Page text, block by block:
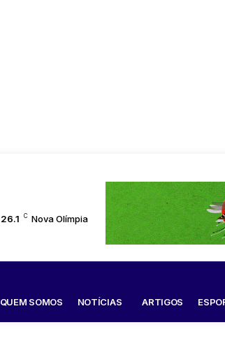
26.1 C Nova Olímpia
QUEM SOMOS NOTÍCIAS ARTIGOS